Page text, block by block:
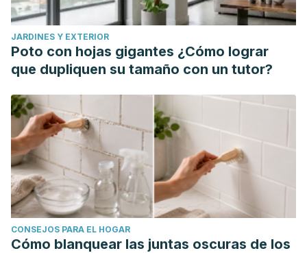
JARDINES Y EXTERIOR
Poto con hojas gigantes ¿Cómo lograr
que dupliquen su tamaño con un tutor?
CONSEJOS PARA EL HOGAR
Cómo blanquear las juntas oscuras de los